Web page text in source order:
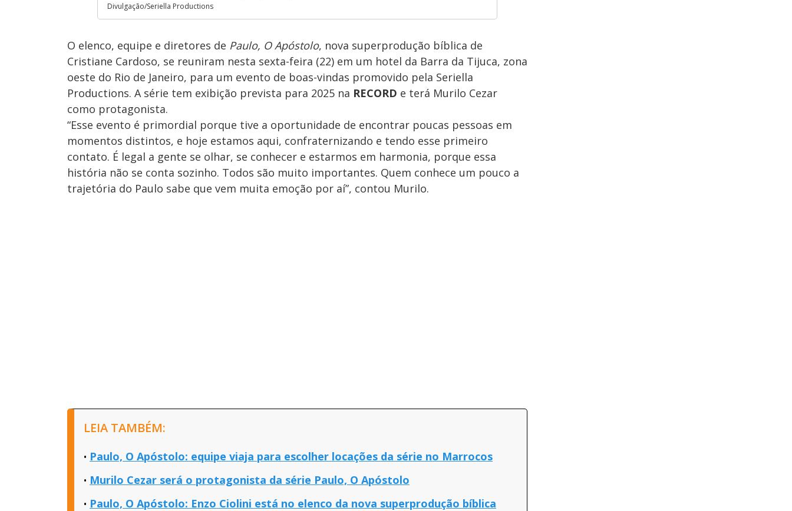
Divulgação/Seriella Productions
O elenco, equipe e diretores de Paulo, O Apóstolo, nova superprodução bíblica de
Cristiane Cardoso, se reuniram nesta sexta-feira (22) em um hotel da Barra da Tijuca, zona
oeste do Rio de Janeiro, para um evento de boas-vindas promovido pela Seriella
Productions. A série tem exibição prevista para 2025 na RECORD e terá Murilo Cezar
como protagonista.
“Esse evento é primordial porque tive a oportunidade de encontrar poucas pessoas em
momentos distintos, e hoje estamos aqui, confraternizando e tendo esse primeiro
contato. É legal a gente se olhar, se conhecer e estarmos em harmonia, porque essa
história não se conta sozinho. Todos são muito importantes. Quem conhece um pouco a
trajetória do Paulo sabe que vem muita emoção por aí”, contou Murilo.
LEIA TAMBÉM:
Paulo, O Apóstolo: equipe viaja para escolher locações da série no Marrocos
Murilo Cezar será o protagonista da série Paulo, O Apóstolo
Paulo, O Apóstolo: Enzo Ciolini está no elenco da nova superprodução bíblica